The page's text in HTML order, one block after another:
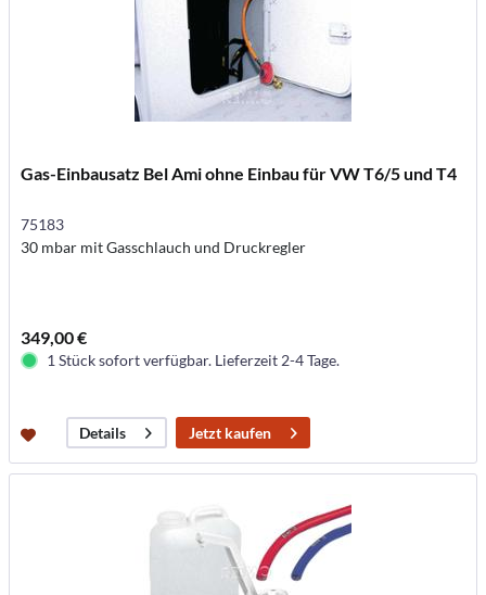
Gas-Einbausatz Bel Ami ohne Einbau für VW T6/5 und T4
75183
30 mbar mit Gasschlauch und Druckregler
349,00 €
1 Stück sofort verfügbar. Lieferzeit 2-4 Tage.
Details Jetzt kaufen